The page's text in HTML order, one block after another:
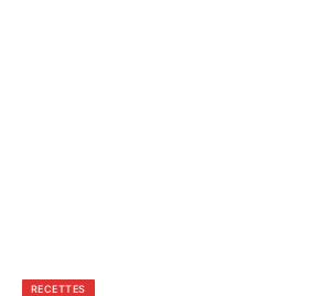
RECETTES